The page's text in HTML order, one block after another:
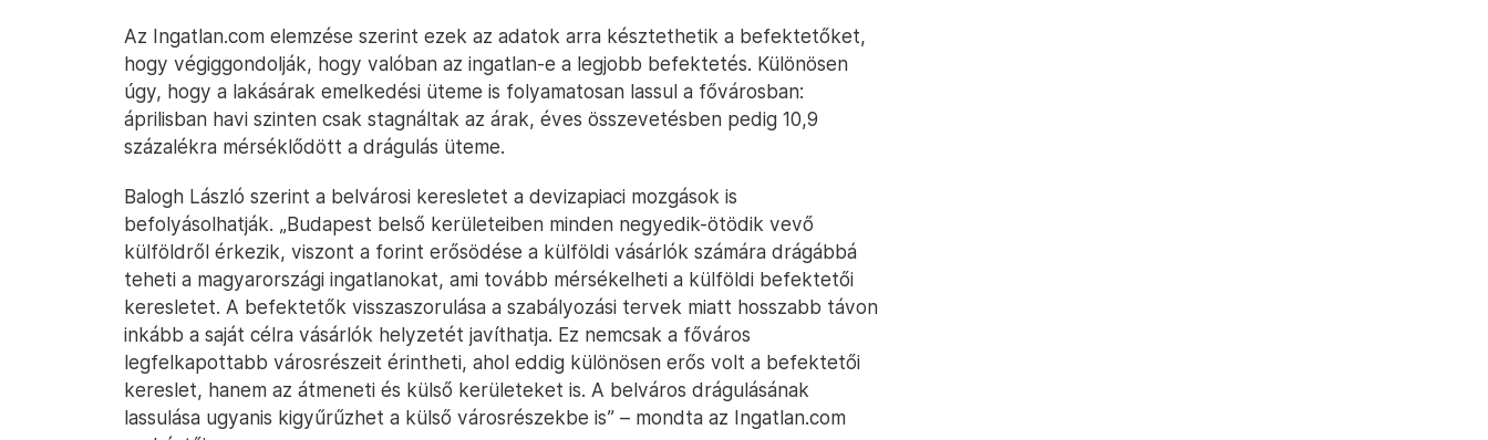
Az Ingatlan.com elemzése szerint ezek az adatok arra késztethetik a befektetőket,
hogy végiggondolják, hogy valóban az ingatlan-e a legjobb befektetés. Különösen
úgy, hogy a lakásárak emelkedési üteme is folyamatosan lassul a fővárosban:
áprilisban havi szinten csak stagnáltak az árak, éves összevetésben pedig 10,9
százalékra mérséklődött a drágulás üteme.
Balogh László szerint a belvárosi keresletet a devizapiaci mozgások is
befolyásolhatják. „Budapest belső kerületeiben minden negyedik-ötödik vevő
külföldről érkezik, viszont a forint erősödése a külföldi vásárlók számára drágábbá
teheti a magyarországi ingatlanokat, ami tovább mérsékelheti a külföldi befektetői
keresletet. A befektetők visszaszorulása a szabályozási tervek miatt hosszabb távon
inkább a saját célra vásárlók helyzetét javíthatja. Ez nemcsak a főváros
legfelkapottabb városrészeit érintheti, ahol eddig különösen erős volt a befektetői
kereslet, hanem az átmeneti és külső kerületeket is. A belváros drágulásának
lassulása ugyanis kigyűrűzhet a külső városrészekbe is” – mondta az Ingatlan.com